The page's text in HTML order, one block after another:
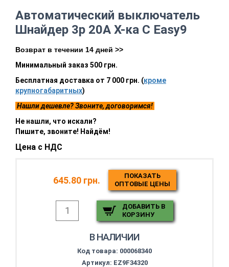
Автоматический выключатель
Шнайдер 3р 20А Х-ка С Easy9
Возврат в течении 14 дней >>
Минимальный заказ 500 грн.
Бесплатная доставка от 7 000 грн. (кроме
крупногабаритных)
Нашли дешевле? Звоните, договоримся!
Не нашли, что искали?
Пишите, звоните! Найдём!
Цена с НДС
645.80 грн.
ПОКАЗАТЬ
ОПТОВЫЕ ЦЕНЫ
ДОБАВИТЬ В
КОРЗИНУ
В НАЛИЧИИ
Код товара: 000068340
Артикул: EZ9F34320